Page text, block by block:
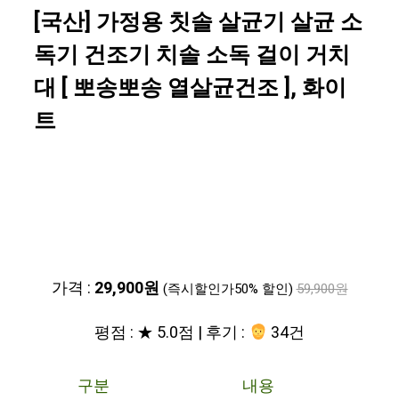
[국산] 가정용 칫솔 살균기 살균 소
독기 건조기 치솔 소독 걸이 거치
대 [ 뽀송뽀송 열살균건조 ], 화이
트
가격 : 29,900원 (즉시할인가50% 할인) 59,900원
평점 : ★ 5.0점 | 후기 : 34건
구분
내용